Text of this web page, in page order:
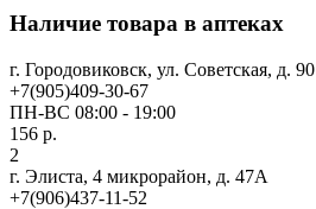
Наличие товара в аптеках
г. Городовиковск, ул. Советская, д. 90
+7(905)409-30-67
ПН-ВС 08:00 - 19:00
156 р.
2
г. Элиста, 4 микрорайон, д. 47А
+7(906)437-11-52